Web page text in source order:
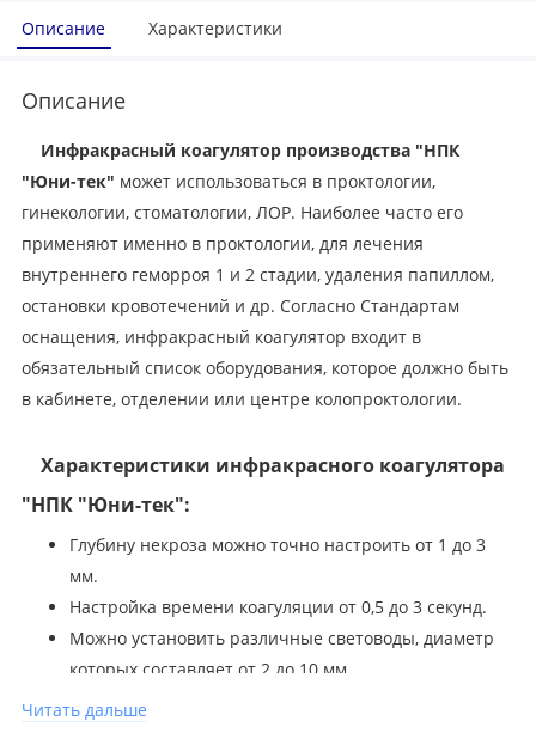
Описание Характеристики
Описание
Инфракрасный коагулятор производства "НПК
"Юни-тек" может использоваться в проктологии,
гинекологии, стоматологии, ЛОР. Наиболее часто его
применяют именно в проктологии, для лечения
внутреннего геморроя 1 и 2 стадии, удаления папиллом,
остановки кровотечений и др. Согласно Стандартам
оснащения, инфракрасный коагулятор входит в
обязательный список оборудования, которое должно быть
в кабинете, отделении или центре колопроктологии.
Характеристики инфракрасного коагулятора
"НПК "Юни-тек":
Глубину некроза можно точно настроить от 1 до 3
мм.
Настройка времени коагуляции от 0,5 до 3 секунд.
Можно установить различные световоды, диаметр
которых составляет от 2 до 10 мм.
Читать дальше